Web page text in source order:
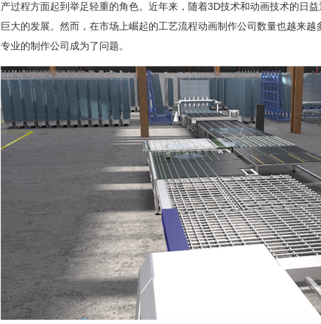
产过程方面起到举足轻重的角色。近年来，随着3D技术和动画技术的日
巨大的发展。然而，在市场上崛起的工艺流程动画制作公司数量也越来越
专业的制作公司成为了问题。